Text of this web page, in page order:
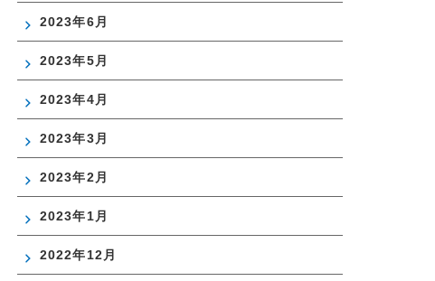
2023年6月
2023年5月
2023年4月
2023年3月
2023年2月
2023年1月
2022年12月